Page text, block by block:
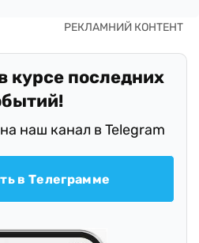
курсе последних
наш канал в Telegram
в Телеграмме